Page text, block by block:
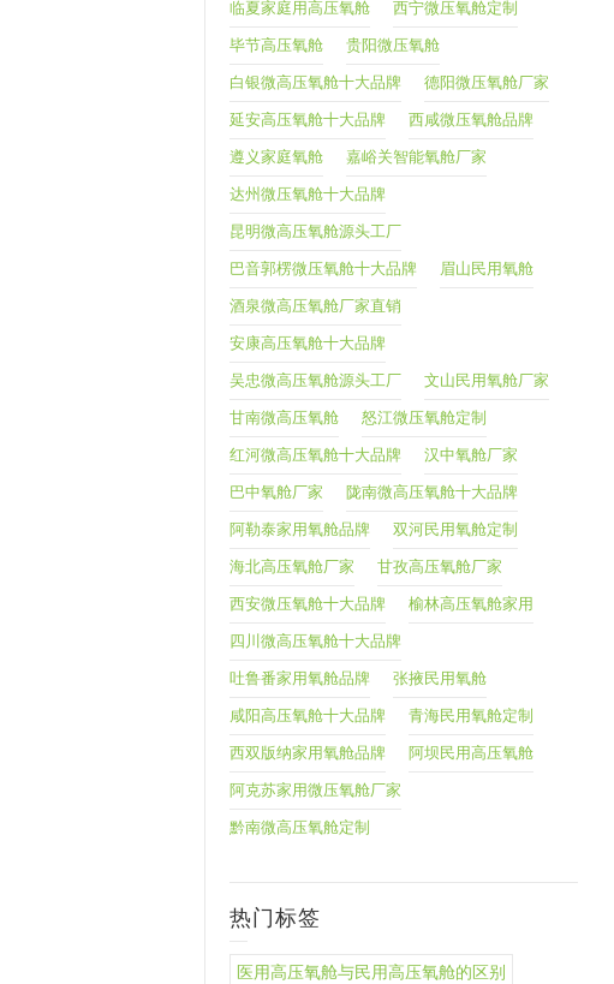
临夏家庭用高压氧舱 西宁微压氧舱定制
毕节高压氧舱 贵阳微压氧舱
白银微高压氧舱十大品牌 德阳微压氧舱厂家
延安高压氧舱十大品牌 西咸微压氧舱品牌
遵义家庭氧舱 嘉峪关智能氧舱厂家
达州微压氧舱十大品牌
昆明微高压氧舱源头工厂
巴音郭楞微压氧舱十大品牌 眉山民用氧舱
酒泉微高压氧舱厂家直销
安康高压氧舱十大品牌
吴忠微高压氧舱源头工厂 文山民用氧舱厂家
甘南微高压氧舱 怒江微压氧舱定制
红河微高压氧舱十大品牌 汉中氧舱厂家
巴中氧舱厂家 陇南微高压氧舱十大品牌
阿勒泰家用氧舱品牌 双河民用氧舱定制
海北高压氧舱厂家 甘孜高压氧舱厂家
西安微压氧舱十大品牌 榆林高压氧舱家用
四川微高压氧舱十大品牌
吐鲁番家用氧舱品牌 张掖民用氧舱
咸阳高压氧舱十大品牌 青海民用氧舱定制
西双版纳家用氧舱品牌 阿坝民用高压氧舱
阿克苏家用微压氧舱厂家
黔南微高压氧舱定制
热门标签
医用高压氧舱与民用高压氧舱的区别